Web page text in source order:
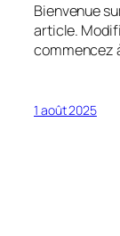
Bienvenue
article.
commencez
1 août 2025